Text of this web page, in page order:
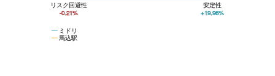
ミドリ
馬込駅
リスク回避性
-0.21%
安定性
+19.96%